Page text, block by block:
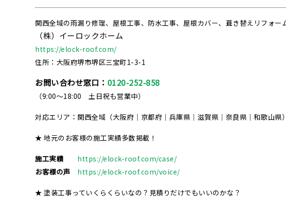
関西全域の雨漏り修理、屋根工事、防水工事、屋根カバー、葺き替えリフォー
（株）イーロックホーム
https://elock-roof.com/
住所：大阪府堺市堺区三宝町1-3-1
お問い合わせ窓口： 0120-252-858
（9:00～18:00 土日祝も営業中）
対応エリア：関西全域（大阪府｜京都府｜兵庫県｜滋賀県｜奈良県｜和歌山県）
★ 地元のお客様の施工実績多数掲載！
施工実績
https://elock-roof.com/case/
お客様の声
https://elock-roof.com/voice/
★ 塗装工事っていくらくらいなの？見積りだけでもいいのかな？